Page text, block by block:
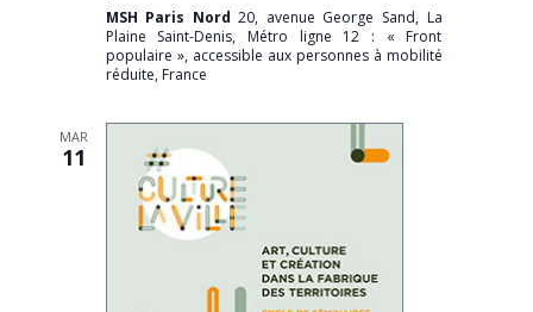
MSH Paris Nord20, avenue George Sand, La
Plaine Saint-Denis, Métro ligne 12 : « Front
populaire », accessible aux personnes à mobilité
réduite, France
MAR
11